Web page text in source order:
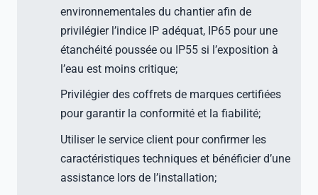
environnementales du chantier afin de
privilégier l’indice IP adéquat, IP65 pour une
étanchéité poussée ou IP55 si l’exposition à
l’eau est moins critique;
Privilégier des coffrets de marques certifiées
pour garantir la conformité et la fiabilité;
Utiliser le service client pour confirmer les
caractéristiques techniques et bénéficier d’une
assistance lors de l’installation;